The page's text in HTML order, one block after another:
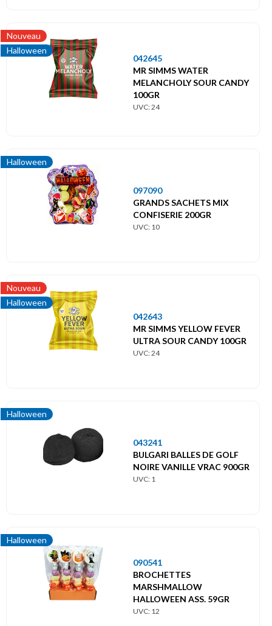
Nouveau
Halloween
042645
MR SIMMS WATER
MELANCHOLY SOUR CANDY
100GR
UVC: 24
Halloween
097090
GRANDS SACHETS MIX
CONFISERIE 200GR
UVC: 10
Nouveau
Halloween
042643
MR SIMMS YELLOW FEVER
ULTRA SOUR CANDY 100GR
UVC: 24
Halloween
043241
BULGARI BALLES DE GOLF
NOIRE VANILLE VRAC 900GR
UVC: 1
Halloween
090541
BROCHETTES
MARSHMALLOW
HALLOWEEN ASS. 59GR
UVC: 12